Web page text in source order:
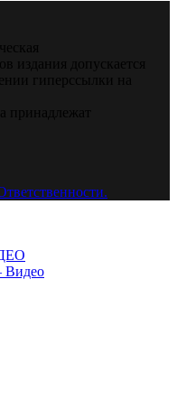
издания допускается
гиперссылки на
принадлежат
Видео